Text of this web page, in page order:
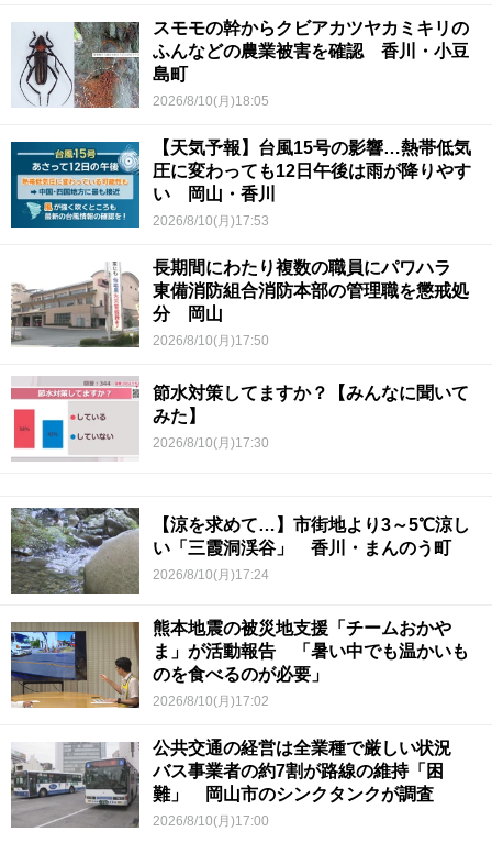
スモモの幹からクビアカツヤカミキリの
ふんなどの農業被害を確認 香川・小豆
島町
2026/8/10(月)18:05
【天気予報】台風15号の影響…熱帯低気
圧に変わっても12日午後は雨が降りやす
い 岡山・香川
2026/8/10(月)17:53
長期間にわたり複数の職員にパワハラ
東備消防組合消防本部の管理職を懲戒処
分 岡山
2026/8/10(月)17:50
節水対策してますか？【みんなに聞いて
みた】
2026/8/10(月)17:30
【涼を求めて…】市街地より3～5℃涼し
い「三霞洞渓谷」 香川・まんのう町
2026/8/10(月)17:24
熊本地震の被災地支援「チームおかや
ま」が活動報告 「暑い中でも温かいも
のを食べるのが必要」
2026/8/10(月)17:02
公共交通の経営は全業種で厳しい状況
バス事業者の約7割が路線の維持「困
難」 岡山市のシンクタンクが調査
2026/8/10(月)17:00